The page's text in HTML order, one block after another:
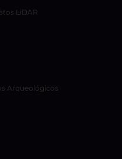
LiDAR
Arqueológicos